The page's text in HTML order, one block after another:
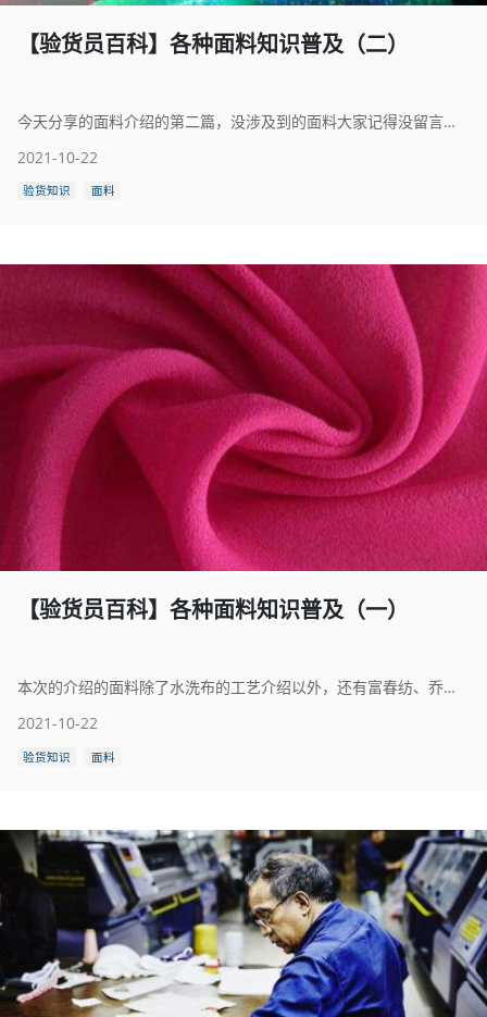
【验货员百科】各种面料知识普及（二）
今天分享的面料介绍的第二篇，没涉及到的面料大家记得没留言告诉百科君。
2021-10-22
验货知识 面料
【验货员百科】各种面料知识普及（一）
本次的介绍的面料除了水洗布的工艺介绍以外，还有富春纺、乔其纱、电力纺、泡泡纱、灯芯绒、尼丝纺。
2021-10-22
验货知识 面料